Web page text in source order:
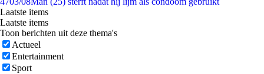
Laatste items
Laatste items
Toon berichten uit deze thema's
Actueel
Entertainment
Sport